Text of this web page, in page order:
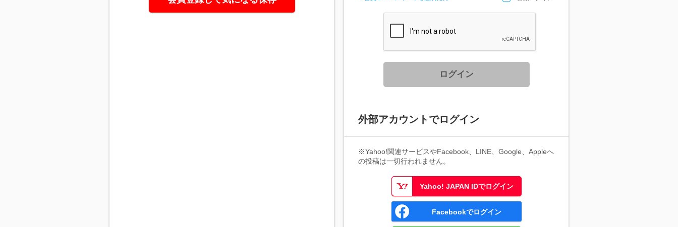
ログイン
外部アカウントでログイン
※Yahoo!関連サービスやFacebook、LINE、Google、Appleへ
の投稿は一切行われません。
Yahoo! JAPAN IDでログイン
Facebookでログイン